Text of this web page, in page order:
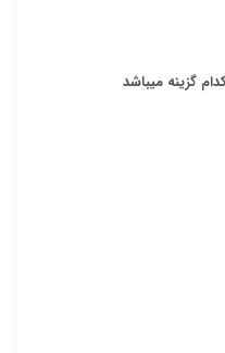
گزینه میباشد